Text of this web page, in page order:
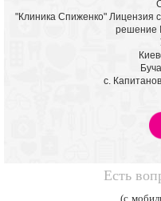
"Клиника Спиженко" Лицензия
решение
с.
Есть
(с